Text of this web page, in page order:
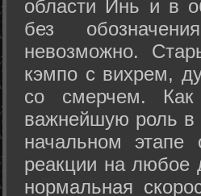
области Инь и в
без
невозможно.
кэмпо с вихрем,
со смерчем.
важнейшую роль в
начальном этапе
реакции на любое
нормальная